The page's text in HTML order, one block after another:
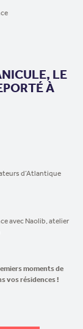
LE
À
d’Atlantique
avec Naolib, atelier
moments de
vos résidences !